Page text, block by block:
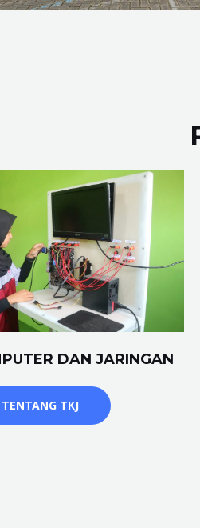
DAN JARINGAN
TENTANG TKJ